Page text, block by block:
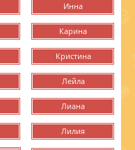
Инна
Карина
Кристина
Лейла
Лиана
Лилия